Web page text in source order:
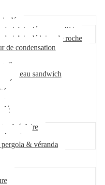
isolé
isolé mousse PU
isolé laine de roche
de condensation
panneau sandwich
alvéolaire
pergola & véranda